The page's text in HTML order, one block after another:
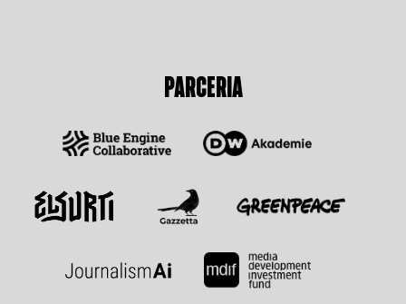
PARCERIA